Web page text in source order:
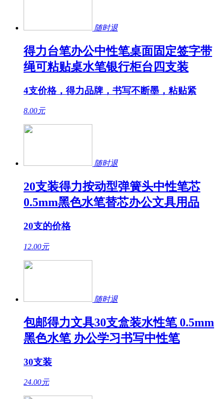
随时退
得力台笔办公中性笔桌面固定签字带
绳可粘贴桌水笔银行柜台四支装
4支价格，得力品牌，书写不断墨，粘贴紧
8.00元
随时退
20支装得力按动型弹簧头中性笔芯
0.5mm黑色水笔替芯办公文具用品
20支的价格
12.00元
随时退
包邮得力文具30支盒装水性笔 0.5mm
黑色水笔 办公学习书写中性笔
30支装
24.00元